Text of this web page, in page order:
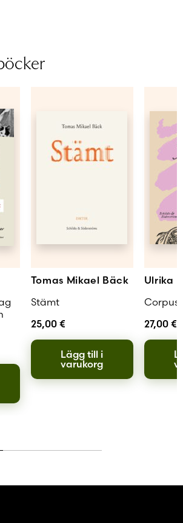
Tomas Mikael Bäck
Stämt
25,00 €
Lägg till i
varukorg
Ulrika
Corpus
27,00 €